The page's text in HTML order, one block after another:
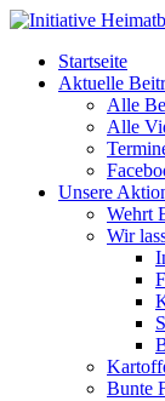
Startseite
Aktuelle
Alle
Alle
Unsere
Wehrt
Wir
Bunte